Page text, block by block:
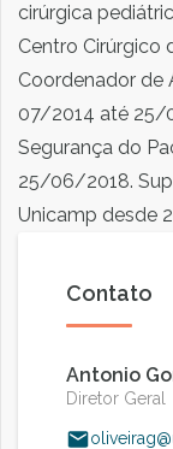
cirúrgica
Centro Cirúrgico
Coordenador de
07/2014 até 25/
Segurança do
25/06/2018.
Unicamp desde
Contato
Antonio
Diretor Geral